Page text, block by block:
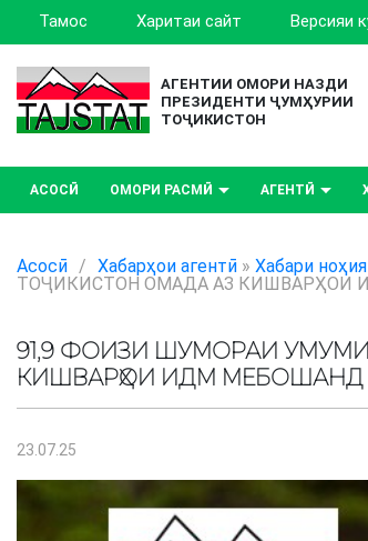
Тамос Харитаи сайт Версияи
АГЕНТИИ ОМОРИ НАЗДИ
ПРЕЗИДЕНТИ ҶУМҲУРИИ
ТОҶИКИСТОН
АСОСӢ ОМОРИ РАСМӢ АГЕНТӢ
Асосӣ / Хабарҳои агентӣ » Хабари ноҳия
ТОҶИКИСТОН ОМАДА АЗ КИШВАРҲОИ
91,9 ФОИЗИ ШУМОРАИ
КИШВАРҲОИ ИДМ МЕБОШАНД
23.07.25